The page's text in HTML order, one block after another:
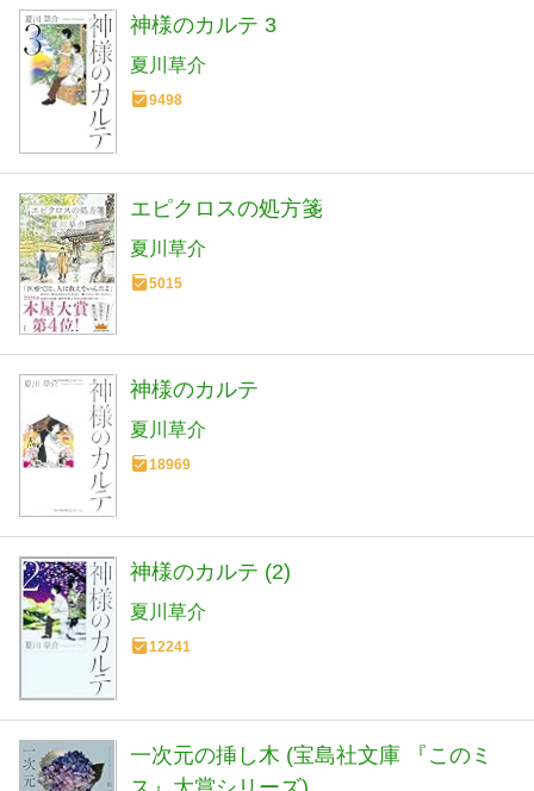
神様のカルテ 3
夏川草介
9498
エピクロスの処方箋
夏川草介
5015
神様のカルテ
夏川草介
18969
神様のカルテ (2)
夏川草介
12241
一次元の挿し木 (宝島社文庫 『このミ